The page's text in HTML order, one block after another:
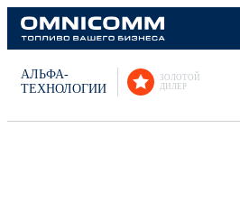
АЛЬФА-
ТЕХНОЛОГИИ
ЗОЛОТОЙ
ДИЛЕР